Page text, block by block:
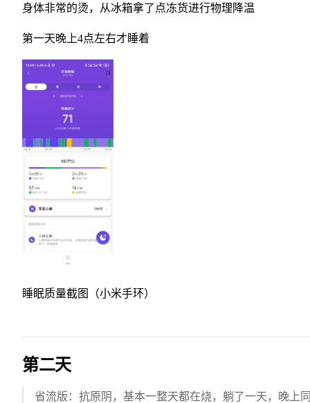
身体非常的烫，从冰箱拿了点冻货进行物理降温
第一天晚上4点左右才睡着
睡眠质量截图（小米手环）
第二天
省流版：抗原阴，基本一整天都在烧，躺了一天，晚上